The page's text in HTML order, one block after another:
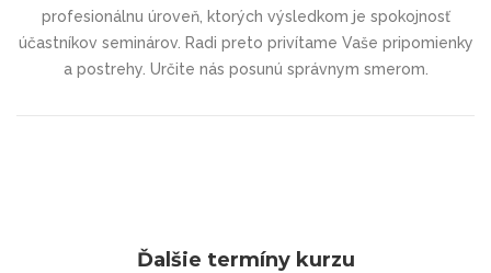
profesionálnu úroveň, ktorých výsledkom je spokojnosť
účastníkov seminárov. Radi preto privítame Vaše pripomienky
a postrehy. Určite nás posunú správnym smerom.
Ďalšie termíny kurzu